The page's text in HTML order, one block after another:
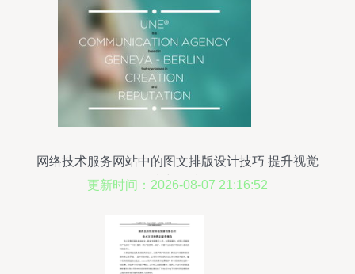
网络技术服务网站中的图文排版设计技巧 提升视觉
吸引力与用户体验
更新时间：2026-08-07 21:16:52